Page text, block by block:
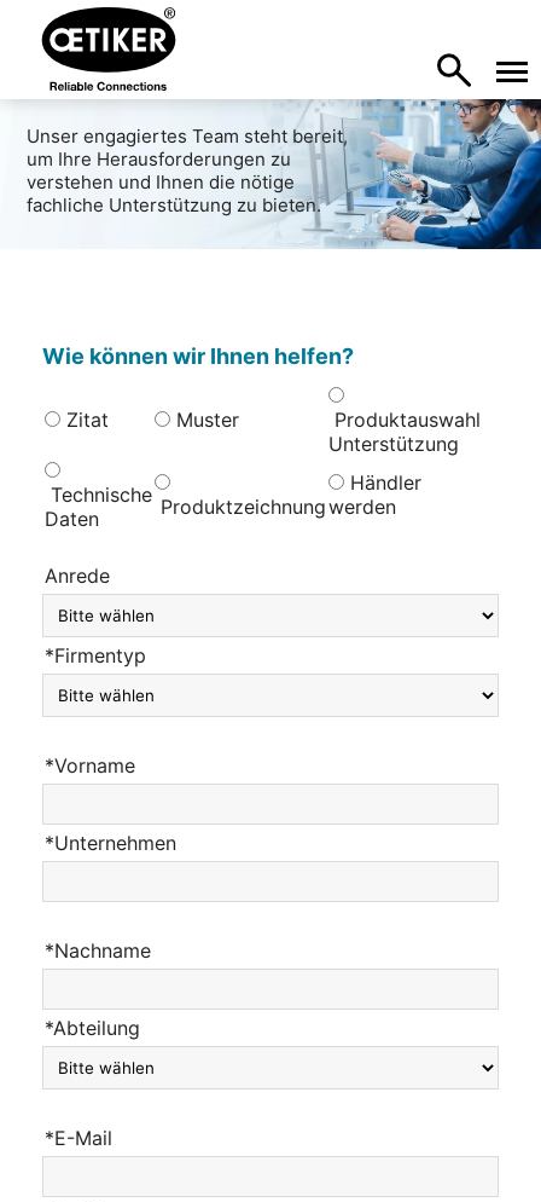
Unser engagiertes Team steht bereit,
um Ihre Herausforderungen zu
verstehen und Ihnen die nötige
fachliche Unterstützung zu bieten.
Wie können wir Ihnen helfen?
Zitat Muster
Produktauswahl
Unterstützung
Technische
Daten
Produktzeichnung
Händler
werden
Anrede
*Firmentyp
*Vorname
*Unternehmen
*Nachname
*Abteilung
*E-Mail